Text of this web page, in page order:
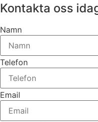
Kontakta oss
Namn
Telefon
Email